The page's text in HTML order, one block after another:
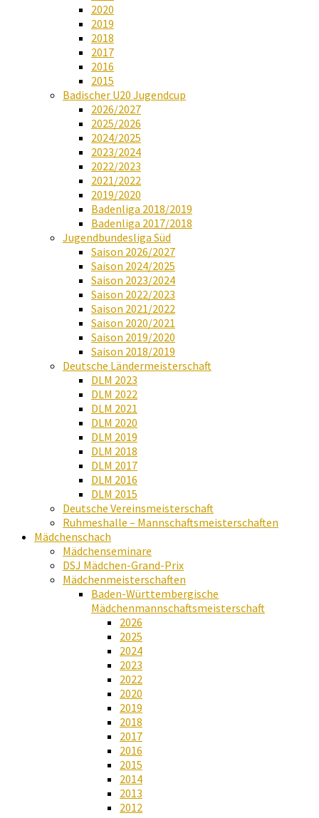
2020
2019
2018
2017
2016
2015
Badischer U20 Jugendcup
2026/2027
2025/2026
2024/2025
2023/2024
2022/2023
2021/2022
2019/2020
Badenliga 2018/2019
Badenliga 2017/2018
Jugendbundesliga Süd
Saison 2026/2027
Saison 2024/2025
Saison 2023/2024
Saison 2022/2023
Saison 2021/2022
Saison 2020/2021
Saison 2019/2020
Saison 2018/2019
Deutsche Ländermeisterschaft
DLM 2023
DLM 2022
DLM 2021
DLM 2020
DLM 2019
DLM 2018
DLM 2017
DLM 2016
DLM 2015
Deutsche Vereinsmeisterschaft
Ruhmeshalle – Mannschaftsmeisterschaften
Mädchenschach
Mädchenseminare
DSJ Mädchen-Grand-Prix
Mädchenmeisterschaften
Baden-Württembergische
Mädchenmannschaftsmeisterschaft
2026
2025
2024
2023
2022
2020
2019
2018
2017
2016
2015
2014
2013
2012